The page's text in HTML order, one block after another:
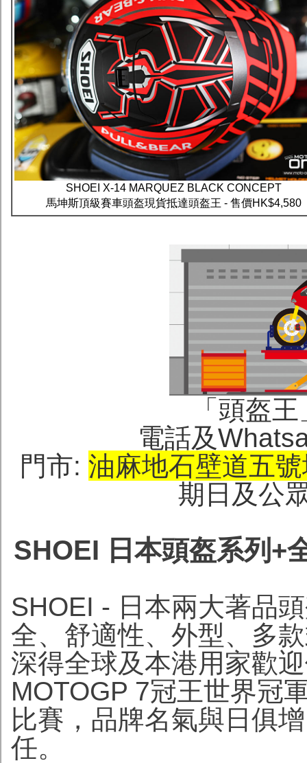
SHOEI X-14 MARQUEZ BLACK CONCEPT
馬坤斯頂級賽車頭盔現貨抵達頭盔王 - 售價HK$4,580
「頭盔
電話及
門市: 油麻地石壁道五
期日及公
SHOEI 日本頭盔系列+
SHOEI - 日本兩大著品
全、舒適性、外型、多
深得全球及本港用家歡
MOTOGP 7冠王世界冠
比賽，品牌名氣與日俱
任。